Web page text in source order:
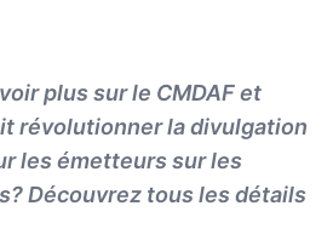
plus sur le CMDAF et
révolutionner la divulgation
les émetteurs sur les
Découvrez tous les détails